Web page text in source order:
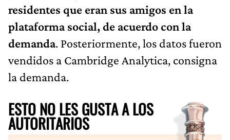
residentes que eran sus amigos en la
plataforma social, de acuerdo con la
demanda. Posteriormente, los datos fueron
vendidos a Cambridge Analytica, consigna
la demanda.
ESTO NO LES GUSTA A LOS
AUTORITARIOS